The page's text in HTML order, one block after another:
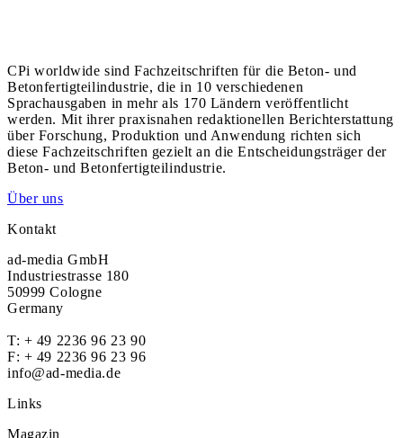
CPi worldwide sind Fachzeitschriften für die Beton- und
Betonfertigteilindustrie, die in 10 verschiedenen
Sprachausgaben in mehr als 170 Ländern veröffentlicht
werden. Mit ihrer praxisnahen redaktionellen Berichterstattung
über Forschung, Produktion und Anwendung richten sich
diese Fachzeitschriften gezielt an die Entscheidungsträger der
Beton- und Betonfertigteilindustrie.
Über uns
Kontakt
ad-media GmbH
Industriestrasse 180
50999 Cologne
Germany
T: + 49 2236 96 23 90
F: + 49 2236 96 23 96
info@ad-media.de
Links
Magazin